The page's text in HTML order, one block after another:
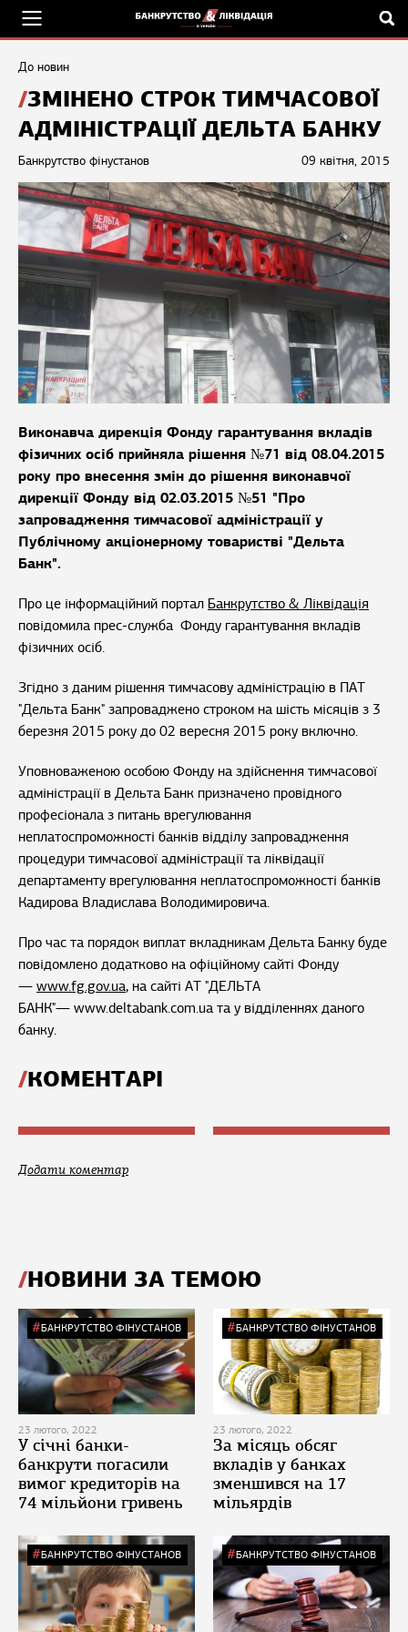
До новин
ЗМІНЕНО СТРОК ТИМЧАСОВОЇ
АДМІНІСТРАЦІЇ ДЕЛЬТА БАНКУ
09 квітня, 2015
Банкрутство фінустанов
Виконавча дирекція Фонду гарантування вкладів
фізичних осіб прийняла рішення №71 від 08.04.2015
року про внесення змін до рішення виконавчої
дирекції Фонду від 02.03.2015 №51 "Про
запровадження тимчасової адміністрації у
Публічному акціонерному товаристві "Дельта
Банк".
Про це інформаційний портал Банкрутство & Ліквідація
повідомила прес-служба Фонду гарантування вкладів
фізичних осіб.
Згідно з даним рішення тимчасову адміністрацію в ПАТ
"Дельта Банк" запроваджено строком на шість місяців з 3
березня 2015 року до 02 вересня 2015 року включно.
Уповноваженою особою Фонду на здійснення тимчасової
адміністрації в Дельта Банк призначено провідного
професіонала з питань врегулювання
неплатоспроможності банків відділу запровадження
процедури тимчасової адміністрації та ліквідації
департаменту врегулювання неплатоспроможності банків
Кадирова Владислава Володимировича.
Про час та порядок виплат вкладникам Дельта Банку буде
повідомлено додатково на офіційному сайті Фонду
— www.fg.gov.ua, на сайті АТ "ДЕЛЬТА
БАНК"— www.deltabank.com.ua та у відділеннях даного
банку.
КОМЕНТАРІ
Додати коментар
НОВИНИ ЗА ТЕМОЮ
БАНКРУТСТВО ФІНУСТАНОВ
23 лютого, 2022
У січні банки-
банкрути погасили
вимог кредиторів на
74 мільйони гривень
БАНКРУТСТВО ФІНУСТАНОВ
23 лютого, 2022
За місяць обсяг
вкладів у банках
зменшився на 17
мільярдів
БАНКРУТСТВО ФІНУСТАНОВ БАНКРУТСТВО ФІНУСТАНОВ